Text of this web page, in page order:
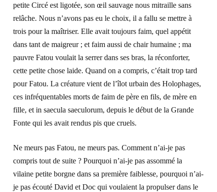
petite Circé est ligotée, son œil sauvage nous mitraille sans
relâche. Nous n’avons pas eu le choix, il a fallu se mettre à
trois pour la maîtriser. Elle avait toujours faim, quel appétit
dans tant de maigreur ; et faim aussi de chair humaine ; ma
pauvre Fatou voulait la serrer dans ses bras, la réconforter,
cette petite chose laide. Quand on a compris, c’était trop tard
pour Fatou. La créature vient de l’îlot urbain des Holophages,
ces infréquentables morts de faim de père en fils, de mère en
fille, et in saecula saeculorum, depuis le début de la Grande
Fonte qui les avait rendus pis que cruels.
Ne meurs pas Fatou, ne meurs pas. Comment n’ai-je pas
compris tout de suite ? Pourquoi n’ai-je pas assommé la
vilaine petite borgne dans sa première faiblesse, pourquoi n’ai-
je pas écouté David et Doc qui voulaient la propulser dans le